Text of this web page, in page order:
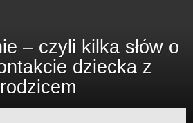
– czyli kilka słów o
dziecka z
rodzicem